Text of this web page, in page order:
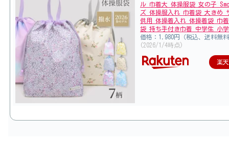
ル 巾着大 体操服袋 女の子
ズ 体操服入れ 巾着袋 大きめ
供用 体操着入れ 体操着袋 巾
袋 持ち手付き巾着 中学生 小
価格：1,980円（税込、送料無
(2026/1/4時点)
楽